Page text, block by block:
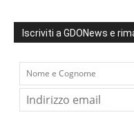
Iscriviti a GDONews e